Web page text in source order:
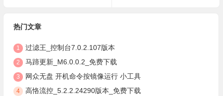
热门文章
1 过滤王_控制台7.0.2.107版本
2 马蹄更新_M6.0.0.2_免费下载
3 网众无盘 开机命令按镜像运行 小工具
4 高恪流控_5.2.2.24290版本_免费下载